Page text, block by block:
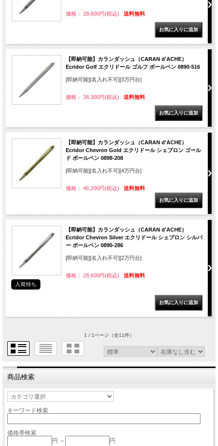
価格： 28,600円(税込) 送料無料
【即納可能】カランダッシュ（CARAN d'ACHE）
Ecridor Golf エクリドール ゴルフ ボールペン 0890-516
[即納可能][名入れ不可][3万円台]
価格： 36,300円(税込) 送料無料
【即納可能】カランダッシュ（CARAN d'ACHE）
Ecridor Chevron Gold エクリドール シェブロン ゴール
ド ボールペン 0898-208
[即納可能][名入れ不可][4万円台]
価格： 46,200円(税込) 送料無料
【即納可能】カランダッシュ（CARAN d'ACHE）
Ecridor Chevron Silver エクリドール シェブロン シルバ
ー ボールペン 0890-286
[即納可能][名入れ不可][2万円台]
価格： 28,600円(税込)
送料無料
入荷待ち
1 / 1ページ（全11件）
商品検索
キーワード検索
価格帯検索
円 ～
円